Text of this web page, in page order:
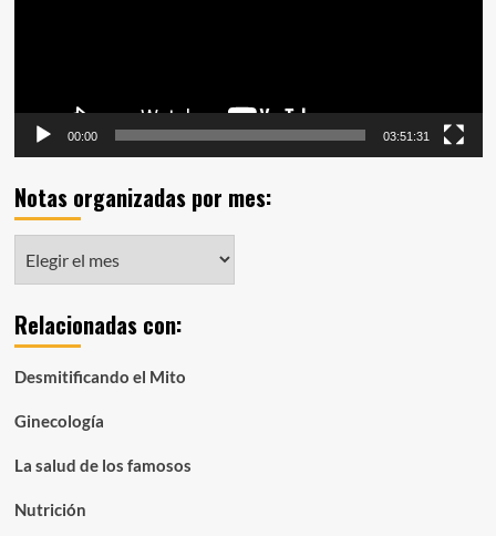
00:00 03:51:31
Notas organizadas por mes:
organizadas
mes:
Relacionadas con:
Desmitificando el Mito
Ginecología
La salud de los famosos
Nutrición